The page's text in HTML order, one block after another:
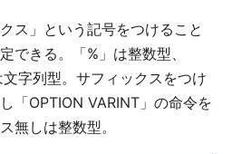
ス」という記号をつけること
できる。「%」は整数型、
字列型。サフィックスをつけ
「OPTION VARINT」の命令を
無しは整数型。